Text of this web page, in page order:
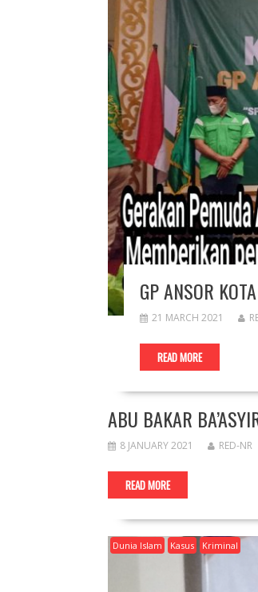
GP ANSOR
21 MARCH 2021
READ MORE
ABU BAKAR
8 JANUARY 2021 RED-NR
READ MORE
Dunia Islam Kasus Kriminal